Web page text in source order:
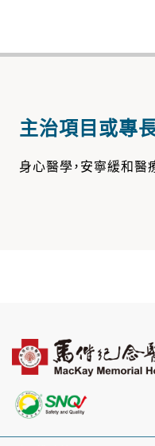
主治項目或專
身心醫學，安寧緩和醫